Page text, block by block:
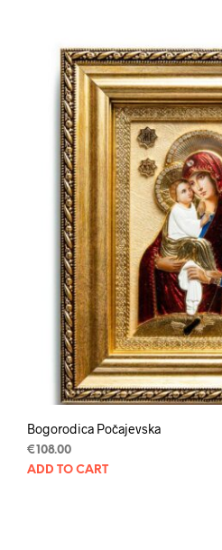
Bogorodica Počajevska
€108.00
ADD TO CART